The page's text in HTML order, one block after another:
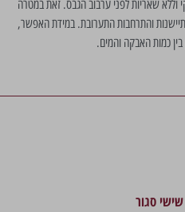
וללא שאריות לפני ערבוב הגבס. זאת במטרה
והתרחבות התערובת. במידת האפשר,
כמות האבקה והמים.